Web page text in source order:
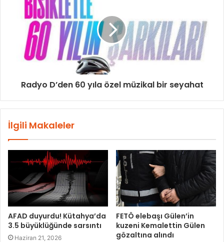
Radyo D’den 60 yıla özel müzikal bir seyahat
İlgili Makaleler
AFAD duyurdu! Kütahya’da
3.5 büyüklüğünde sarsıntı
Haziran 21, 2026
FETÖ elebaşı Gülen’in
kuzeni Kemalettin Gülen
gözaltına alındı